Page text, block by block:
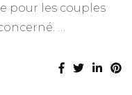
pour les couples
…